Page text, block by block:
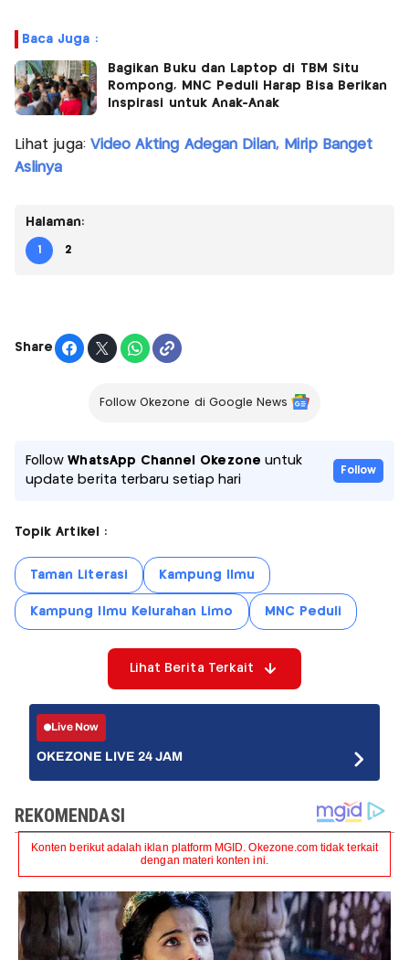
Baca Juga :
Bagikan Buku dan Laptop di TBM Situ
Rompong, MNC Peduli Harap Bisa Berikan
Inspirasi untuk Anak-Anak
Lihat juga: Video Akting Adegan Dilan, Mirip Banget
Aslinya
Halaman:
1 2
Share
Follow Okezone di Google News
FollowWhatsApp Channel Okezone untuk
update berita terbaru setiap hari
Follow
Topik Artikel :
Taman Literasi Kampung Ilmu
Kampung Ilmu Kelurahan Limo MNC Peduli
Lihat Berita Terkait
Live Now
OKEZONE LIVE 24 JAM